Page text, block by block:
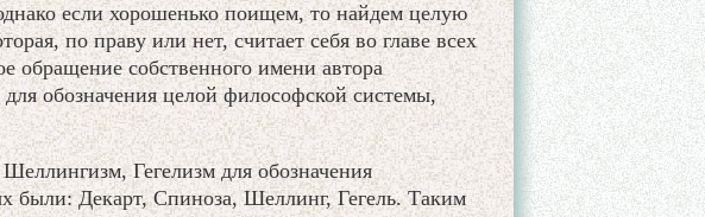
если хорошенько поищем, то найдем целую
по праву или нет, считает себя во главе всех
обращение собственного имени автора
обозначения целой философской системы,
Гегелизм для обозначения
были: Декарт, Спиноза, Шеллинг, Гегель. Таким